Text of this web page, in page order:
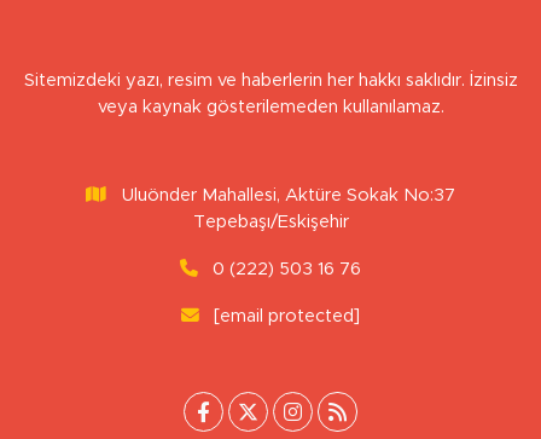
Sitemizdeki yazı, resim ve haberlerin her hakkı saklıdır. İzinsiz
veya kaynak gösterilemeden kullanılamaz.
Uluönder Mahallesi, Aktüre Sokak No:37
Tepebaşı/Eskişehir
0 (222) 503 16 76
[email protected]